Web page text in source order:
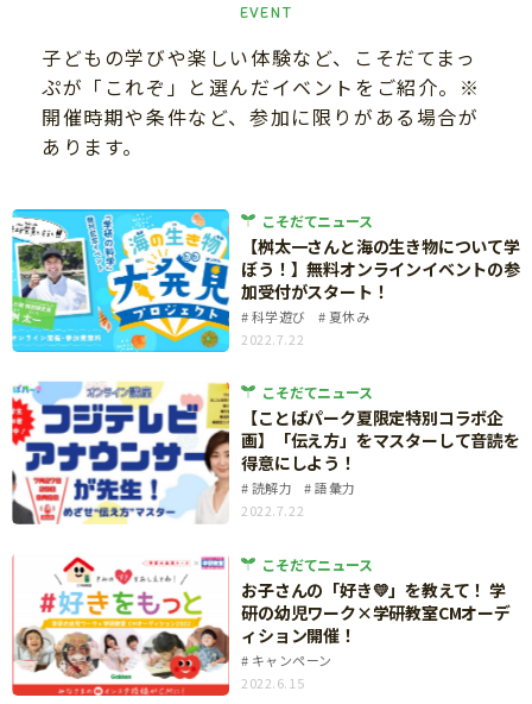
小学5年生
小学6年生
ニュース
ワーク・ドリル
幼稚園・保育園
科学・プログラミング
教育・学習
絵本・読み聞かせ
自由研究・工作
読書感想文
本・読書
運動・あそび・ゲーム
英語
習い事
知育
こそだて生活
住まい
行事・イベント
トラブル
親子でいっしょに
人間関係
おでかけ
家族
料理
マネー
健康
こそだてマンガ
EVENT
子どもの学びや楽しい体験など、こそだてまっ
ぷが「これぞ」と選んだイベントをご紹介。※
開催時期や条件など、参加に限りがある場合が
あります。
こそだてニュース
【桝太一さんと海の生き物について学
ぼう！】無料オンラインイベントの参
加受付がスタート！
科学遊び
夏休み
2022.7.22
こそだてニュース
【ことばパーク夏限定特別コラボ企
画】「伝え方」をマスターして音読を
得意にしよう！
読解力
語彙力
2022.7.22
こそだてニュース
お子さんの「好き💛」を教えて！ 学
研の幼児ワーク×学研教室CMオーデ
ィション開催！
キャンペーン
2022.6.15